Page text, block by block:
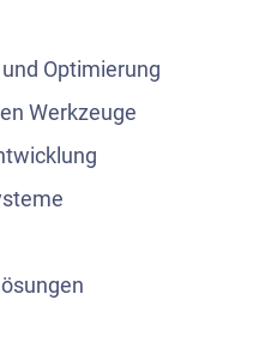
Optimierung
Werkzeuge